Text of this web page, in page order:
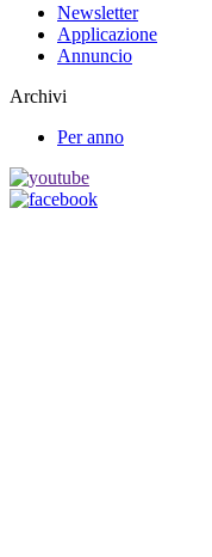
Newsletter
Applicazione
Annuncio
Archivi
Per anno